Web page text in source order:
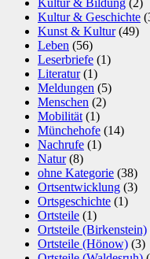
Kultur & Bildung (2)
Kultur & Geschichte
Kunst & Kultur(49)
Leben (56)
Leserbriefe (1)
Literatur(1)
Meldungen (5)
Menschen (2)
Mobilität(1)
Münchehofe (14)
Nachrufe (1)
Natur(8)
ohne Kategorie (38)
Ortsentwicklung (3)
Ortsgeschichte (1)
Ortsteile (1)
Ortsteile (Birkenstein)
Ortsteile (Hönow) (3)